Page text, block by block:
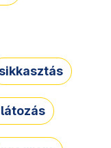
sikkasztás